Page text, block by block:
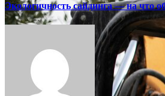
Экологичность сайдинга — на что